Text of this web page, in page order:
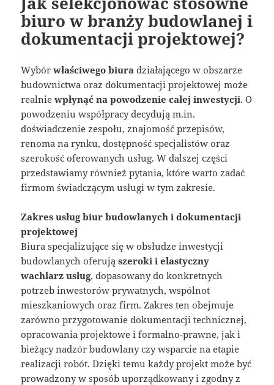
biuro w branży budowlanej i
dokumentacji projektowej?
Wybórwłaściwego biura działającego w obszarze
budownictwa oraz dokumentacji projektowej może
realniewpłynąć na powodzenie całej inwestycji. O
powodzeniu współpracy decydują m.in.
doświadczenie zespołu, znajomość przepisów,
renoma na rynku, dostępność specjalistów oraz
szerokość oferowanych usług. W dalszej części
przedstawiamy również pytania, które warto zadać
firmom świadczącym usługi w tym zakresie.
Zakres usług biur budowlanych i dokumentacji
projektowej
Biura specjalizujące się w obsłudze inwestycji
budowlanych oferująszeroki i elastyczny
wachlarz usług, dopasowany do konkretnych
potrzeb inwestorów prywatnych, wspólnot
mieszkaniowych oraz firm. Zakres ten obejmuje
zarówno przygotowanie dokumentacji technicznej,
opracowania projektowe i formalno-prawne, jak i
bieżący nadzór budowlany czy wsparcie na etapie
realizacji robót. Dzięki temu każdy projekt może być
prowadzony w sposób uporządkowany i zgodny z